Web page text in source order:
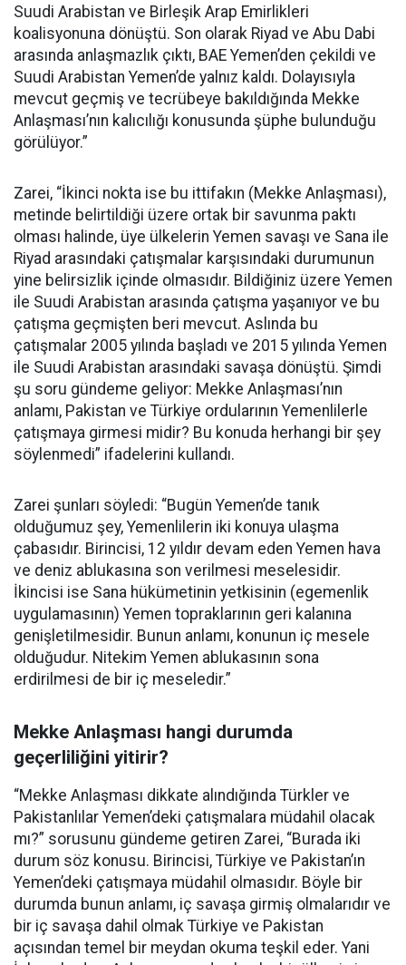
Suudi Arabistan ve Birleşik Arap Emirlikleri
koalisyonuna dönüştü. Son olarak Riyad ve Abu Dabi
arasında anlaşmazlık çıktı, BAE Yemen’den çekildi ve
Suudi Arabistan Yemen’de yalnız kaldı. Dolayısıyla
mevcut geçmiş ve tecrübeye bakıldığında Mekke
Anlaşması’nın kalıcılığı konusunda şüphe bulunduğu
görülüyor.”
Zarei, “İkinci nokta ise bu ittifakın (Mekke Anlaşması),
metinde belirtildiği üzere ortak bir savunma paktı
olması halinde, üye ülkelerin Yemen savaşı ve Sana ile
Riyad arasındaki çatışmalar karşısındaki durumunun
yine belirsizlik içinde olmasıdır. Bildiğiniz üzere Yemen
ile Suudi Arabistan arasında çatışma yaşanıyor ve bu
çatışma geçmişten beri mevcut. Aslında bu
çatışmalar 2005 yılında başladı ve 2015 yılında Yemen
ile Suudi Arabistan arasındaki savaşa dönüştü. Şimdi
şu soru gündeme geliyor: Mekke Anlaşması’nın
anlamı, Pakistan ve Türkiye ordularının Yemenlilerle
çatışmaya girmesi midir? Bu konuda herhangi bir şey
söylenmedi” ifadelerini kullandı.
Zarei şunları söyledi: “Bugün Yemen’de tanık
olduğumuz şey, Yemenlilerin iki konuya ulaşma
çabasıdır. Birincisi, 12 yıldır devam eden Yemen hava
ve deniz ablukasına son verilmesi meselesidir.
İkincisi ise Sana hükümetinin yetkisinin (egemenlik
uygulamasının) Yemen topraklarının geri kalanına
genişletilmesidir. Bunun anlamı, konunun iç mesele
olduğudur. Nitekim Yemen ablukasının sona
erdirilmesi de bir iç meseledir.”
Mekke Anlaşması hangi durumda
geçerliliğini yitirir?
“Mekke Anlaşması dikkate alındığında Türkler ve
Pakistanlılar Yemen’deki çatışmalara müdahil olacak
mı?” sorusunu gündeme getiren Zarei, “Burada iki
durum söz konusu. Birincisi, Türkiye ve Pakistan’ın
Yemen’deki çatışmaya müdahil olmasıdır. Böyle bir
durumda bunun anlamı, iç savaşa girmiş olmalarıdır ve
bir iç savaşa dahil olmak Türkiye ve Pakistan
açısından temel bir meydan okuma teşkil eder. Yani